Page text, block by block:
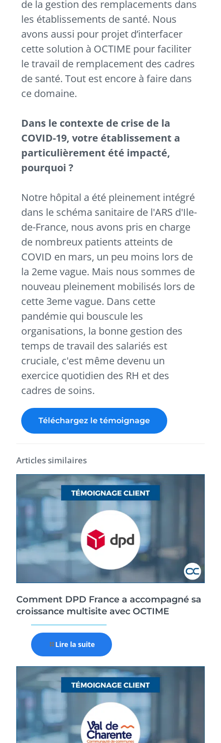
de la gestion des remplacements dans
les établissements de santé. Nous
avons aussi pour projet d’interfacer
cette solution à OCTIME pour faciliter
le travail de remplacement des cadres
de santé. Tout est encore à faire dans
ce domaine.
Dans le contexte de crise de la
COVID-19, votre établissement a
particulièrement été impacté,
pourquoi ?
Notre hôpital a été pleinement intégré
dans le schéma sanitaire de l'ARS d'Ile-
de-France, nous avons pris en charge
de nombreux patients atteints de
COVID en mars, un peu moins lors de
la 2eme vague. Mais nous sommes de
nouveau pleinement mobilisés lors de
cette 3eme vague. Dans cette
pandémie qui bouscule les
organisations, la bonne gestion des
temps de travail des salariés est
cruciale, c'est même devenu un
exercice quotidien des RH et des
cadres de soins.
Téléchargez le témoignage
Articles similaires
Comment DPD France a accompagné sa
croissance multisite avec OCTIME
Lire la suite